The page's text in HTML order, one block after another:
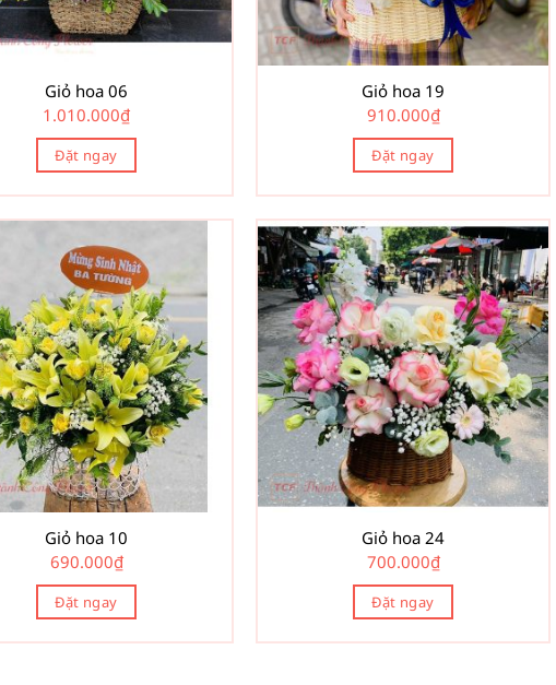
Giỏ hoa 06
1.010.000₫
Đặt ngay
Giỏ hoa 19
910.000₫
Đặt ngay
Giỏ hoa 10
690.000₫
Đặt ngay
Giỏ hoa 24
700.000₫
Đặt ngay